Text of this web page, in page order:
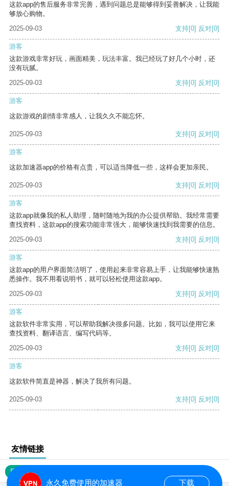
这款app的售后服务非常完善，遇到问题总是能够得到妥善解决，让我能
够放心购物。
2025-09-03
支持[0] 反对[0]
游客
这款游戏非常好玩，画面精美，玩法丰富。我已经玩了好几个小时，还
没有玩腻。
2025-09-03
支持[0] 反对[0]
游客
这款游戏的剧情非常感人，让我久久不能忘怀。
2025-09-03 支持[0] 反对[0]
游客
这款加速器app的价格有点贵，可以适当降低一些，这样会更加亲民。
2025-09-03 支持[0] 反对[0]
游客
这款app就像我的私人助理，随时随地为我的办公提供帮助。我经常需要
查找资料，这款app的搜索功能非常强大，能够快速找到我需要的信息。
2025-09-03
支持[0] 反对[0]
游客
这款app的用户界面简洁明了，使用起来非常容易上手，让我能够快速熟
悉操作。我不用看说明书，就可以轻松使用这款app。
2025-09-03
支持[0] 反对[0]
游客
这款软件非常实用，可以帮助我解决很多问题。比如，我可以使用它来
查找资料、翻译语言、编写代码等。
2025-09-03
支持[0] 反对[0]
游客
这款软件简直是神器，解决了我所有问题。
2025-09-03 支持[0] 反对[0]
友情链接
网站地图
永久免费使用的加速器 下载